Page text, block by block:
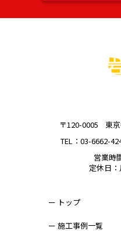
〒120-0005
東
TEL：03-6662-
営業時
定休日
ー トップ
ー 施工事例一覧